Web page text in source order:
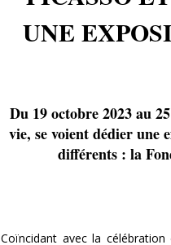
UNE
Du 19 octobre 2023 au
vie, se voient dédier une
différents : la
Coïncidant avec la célébration